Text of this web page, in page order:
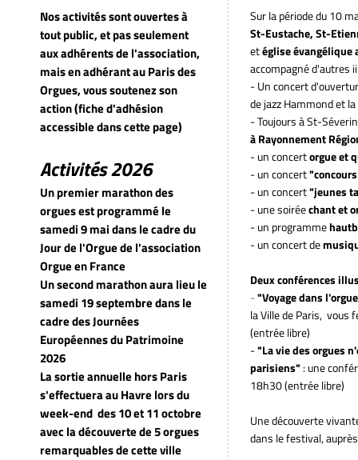
Nos activités sont ouvertes à
tout public, et pas seulement
aux adhérents de l'association,
mais en adhérant au Paris des
Orgues, vous soutenez son
action (fiche d'adhésion
accessible dans cette page)
Activités 2026
Un premier marathon des
orgues est programmé le
samedi 9 mai dans le cadre du
Jour de l'Orgue de l'association
Orgue en France
Un second marathon aura lieu le
samedi 19 septembre dans le
cadre des Journées
Européennes du Patrimoine
2026
La sortie annuelle hors Paris
s'effectuera au Havre lors du
week-end des 10 et 11 octobre
avec la découverte de 5 orgues
remarquables de cette ville
Sur la période du 10
St-Eustache, St-
etéglise évangélique
accompagné d'autres
- Un concert
de jazz Hammond et
- Toujours à St-
à Rayonnement
- un concertorgue et
- un concert
- un concert"jeunes
- une soiréechant et
- un programme
- un concert de
Deux conférences
-"Voyage dans
la Ville de Paris, vous
(entrée libre)
-"La vie des orgues
parisiens" : une
18h30 (entrée libre)
Une découverte
dans le festival,